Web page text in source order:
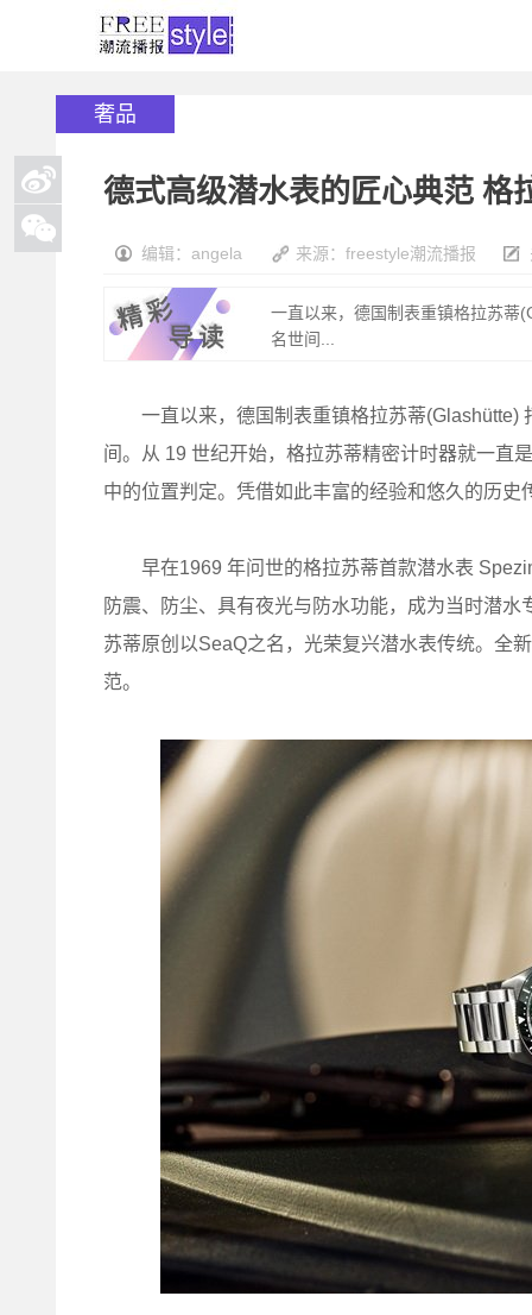
奢品
德式高级潜水表的匠心典范 格
编辑：angela 来源：freestyle潮流播报
一直以来，德国制表重镇格拉苏蒂
名世间...
一直以来，德国制表重镇格拉苏蒂(Glashütte)
间。从 19 世纪开始，格拉苏蒂精密计时器就一直
中的位置判定。凭借如此丰富的经验和悠久的历
早在1969 年问世的格拉苏蒂首款潜水表
防震、防尘、具有夜光与防水功能，成为当时潜
苏蒂原创以SeaQ之名，光荣复兴潜水表传统。全
范。